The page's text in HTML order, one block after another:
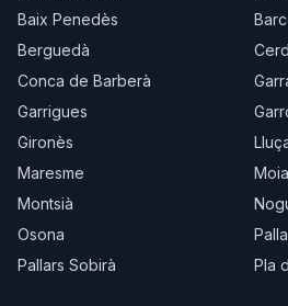
Baix Penedès
Berguedà
Conca de Barberà
Garrigues
Gironès
Maresme
Montsià
Osona
Pallars Sobirà
Pla